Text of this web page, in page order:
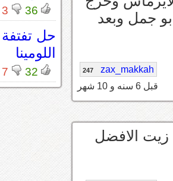
جمل وبعد
zax_makkah
247
قبل 6 سنه و 10 شهر
زيت الافضل
36
3
حل تفتفة
اللومينا
32
7